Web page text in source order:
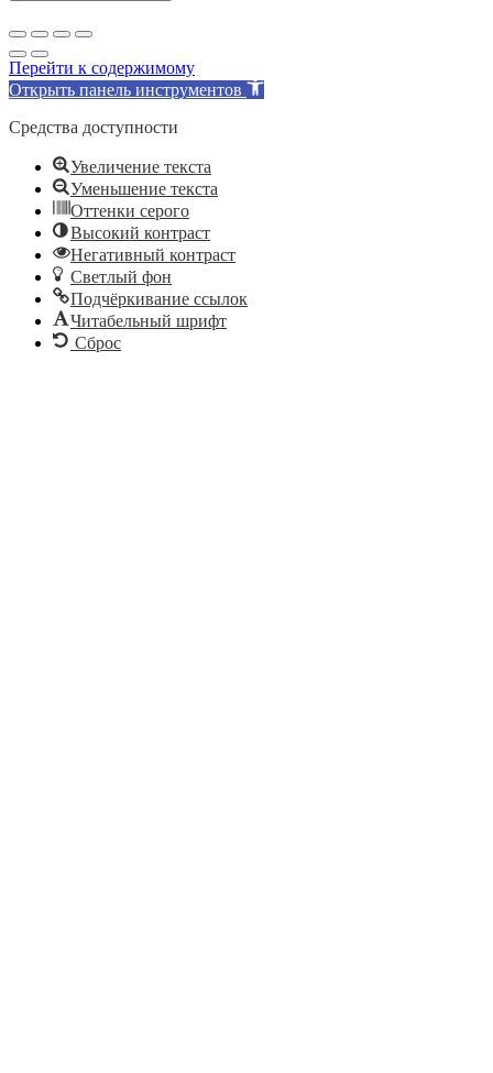
Перейти к содержимому
Открыть панель инструментов
Средства доступности
Увеличение текста
Уменьшение текста
Оттенки серого
Высокий контраст
Негативный контраст
Светлый фон
Подчёркивание ссылок
Читабельный шрифт
Сброс